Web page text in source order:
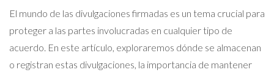
El mundo de las divulgaciones firmadas es un tema crucial para
proteger a las partes involucradas en cualquier tipo de
acuerdo. En este artículo, exploraremos dónde se almacenan
o registran estas divulgaciones, la importancia de mantener